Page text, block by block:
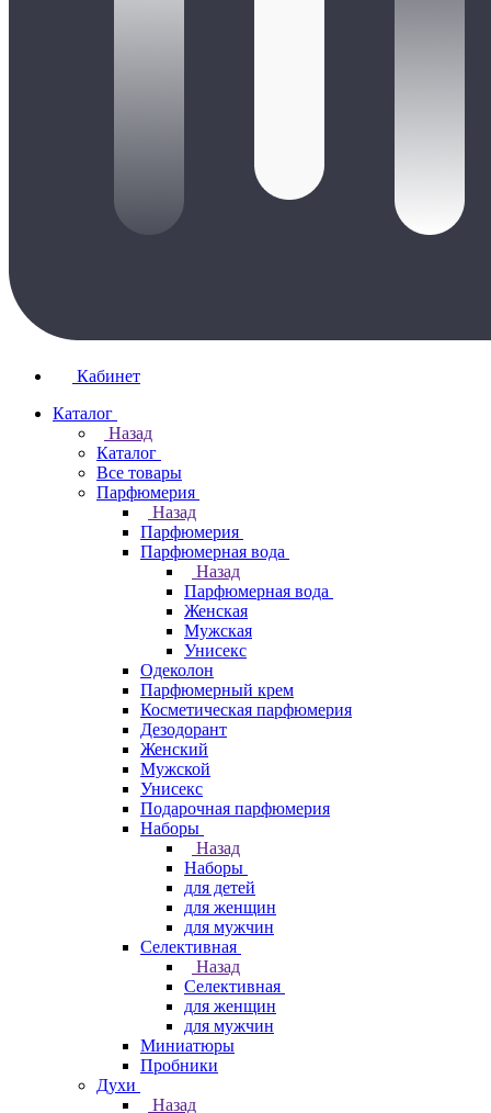
Кабинет
Каталог
Назад
Каталог
Все товары
Парфюмерия
Назад
Парфюмерия
Парфюмерная вода
Назад
Парфюмерная вода
Женская
Мужская
Унисекс
Одеколон
Парфюмерный крем
Косметическая парфюмерия
Дезодорант
Женский
Мужской
Унисекс
Подарочная парфюмерия
Наборы
Назад
Наборы
для детей
для женщин
для мужчин
Селективная
Назад
Селективная
для женщин
для мужчин
Миниатюры
Пробники
Духи
Назад